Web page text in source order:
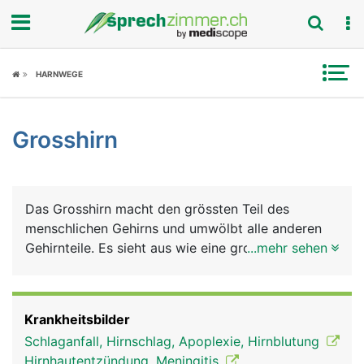
Fokus
Symptome
News
Rubriken
HARNWEGE
Grosshirn
Das Grosshirn macht den grössten Teil des
menschlichen Gehirns und umwölbt alle anderen
Gehirnteile. Es sieht aus wie eine grosse, faltige
Informationsaustausch zwischen beiden
Hirnhälften stattfindet. Die rechte Hirnhälfte
...mehr sehen
Krankheitsbilder
Schlaganfall, Hirnschlag, Apoplexie, Hirnblutung
Hirnhautentzündung, Meningitis